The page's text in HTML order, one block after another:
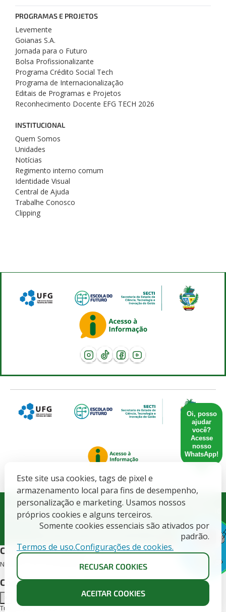
X
Oi, posso
ajudar
você?
Acesse
nosso
WhatsApp!
Este site usa cookies, tags de pixel e
armazenamento local para fins de desempenho,
personalização e marketing. Usamos nossos
próprios cookies e alguns terceiros.
Somente cookies essenciais são ativados por
padrão.
Termos de uso.Configurações de cookies.
RECUSAR COOKIES
ACEITAR COOKIES
PROGRAMAS E PROJETOS
Levemente
Goianas S.A.
Jornada para o Futuro
Bolsa Profissionalizante
Programa Crédito Social Tech
Programa de Internacionalização
Editais de Programas e Projetos
Reconhecimento Docente EFG TECH 2026
INSTITUCIONAL
Quem Somos
Unidades
Notícias
Regimento interno comum
Identidade Visual
Central de Ajuda
Trabalhe Conosco
Clipping
Governo do Estado de Goiás. SECRETARIA DE ESTADO DE
CIENCIA, TECNOLOGIA E INOVACAO - CNPJ: 21.652.711/0001-10
Todos direitos Reservados CETT/UFG - 2025.
Cursos deste edital
Nenhum curso encontrado para este edital.
Conheça as turmas disponíveis
Turmas para o curso -